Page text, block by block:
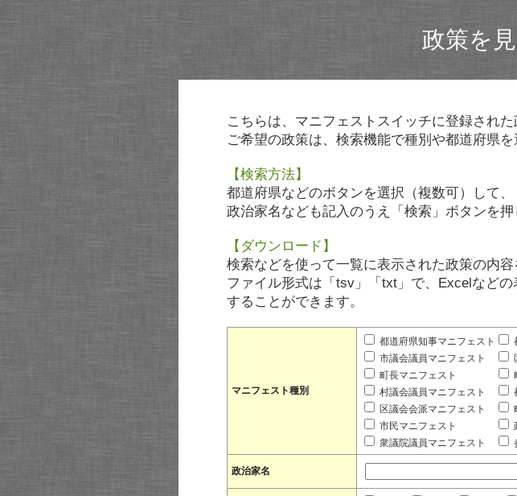
政策を
こちらは、マニフェストスイッチに登録された
ご希望の政策は、検索機能で種別や都道府県を
【検索方法】
都道府県などのボタンを選択（複数可）して
政治家名なども記入のうえ「検索」ボタンを押
【ダウンロード】
検索などを使って一覧に表示された政策の内容
ファイル形式は「tsv」「txt」で、Excelなど
することができます。
マニフェスト種別
都道府県知事マニフェスト
市議会議員マニフェスト
町長マニフェスト
村議会議員マニフェスト
区議会会派マニフェスト
市民マニフェスト
衆議院議員マニフェスト
政治家名